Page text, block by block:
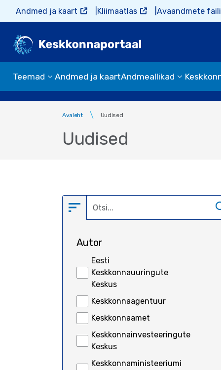
Liigu edasi põhisisu juurde
Andmed ja kaart Kliimaatlas Avaandmete
Teemad Andmed ja kaartAndmeallikad
Avaleht Uudised
Uudised
Autor
Eesti
Keskkonnauuringute
Keskus
Keskkonnaagentuur
Keskkonnaamet
Keskkonnainvesteeringute
Keskus
Keskkonnaministeeriumi